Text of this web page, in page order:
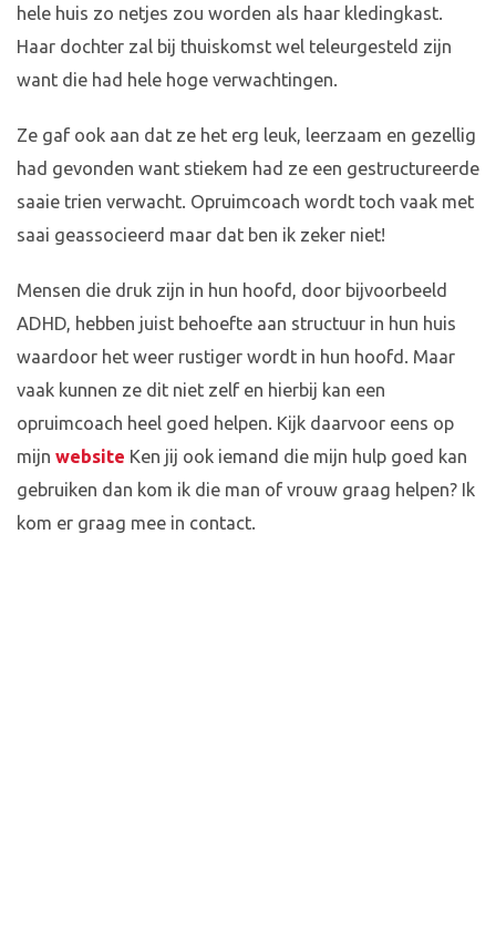
hele huis zo netjes zou worden als haar kledingkast.
Haar dochter zal bij thuiskomst wel teleurgesteld zijn
want die had hele hoge verwachtingen.
Ze gaf ook aan dat ze het erg leuk, leerzaam en gezellig
had gevonden want stiekem had ze een gestructureerde
saaie trien verwacht. Opruimcoach wordt toch vaak met
saai geassocieerd maar dat ben ik zeker niet!
Mensen die druk zijn in hun hoofd, door bijvoorbeeld
ADHD, hebben juist behoefte aan structuur in hun huis
waardoor het weer rustiger wordt in hun hoofd. Maar
vaak kunnen ze dit niet zelf en hierbij kan een
opruimcoach heel goed helpen. Kijk daarvoor eens op
mijn website Ken jij ook iemand die mijn hulp goed kan
gebruiken dan kom ik die man of vrouw graag helpen? Ik
kom er graag mee in contact.